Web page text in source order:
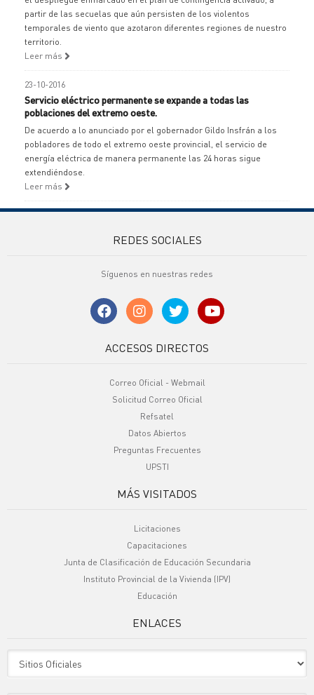
partir de las secuelas que aún persisten de los violentos
temporales de viento que azotaron diferentes regiones de nuestro
territorio.
Leer más
23-10-2016
Servicio eléctrico permanente se expande a todas las
poblaciones del extremo oeste.
De acuerdo a lo anunciado por el gobernador Gildo Insfrán a los
pobladores de todo el extremo oeste provincial, el servicio de
energía eléctrica de manera permanente las 24 horas sigue
extendiéndose.
Leer más
REDES SOCIALES
Síguenos en nuestras redes
ACCESOS DIRECTOS
Correo Oficial - Webmail
Solicitud Correo Oficial
Refsatel
Datos Abiertos
Preguntas Frecuentes
UPSTI
MÁS VISITADOS
Licitaciones
Capacitaciones
Junta de Clasificación de Educación Secundaria
Instituto Provincial de la Vivienda (IPV)
Educación
ENLACES